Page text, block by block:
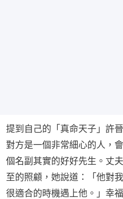
提到自己的「真命天子」許
對方是一個非常細心的人，
個名副其實的好好先生。丈
至的照顧，她說道：「他對
很適合的時機遇上他。」幸